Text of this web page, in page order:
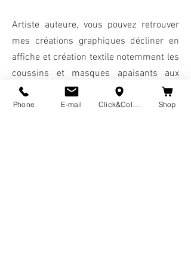
Artiste auteure, vous pouvez retrouver
mes créations graphiques décliner en
affiche et création textile notemment les
coussins et masques apaisants aux
senteurs de lavande de la région. Aussi,
commander une personnalisation de
Phone E-mail Shop